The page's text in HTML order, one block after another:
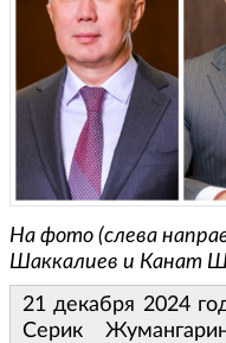
На фото (слева
Шаккалиев и Канат
21 декабря 2024
Серик